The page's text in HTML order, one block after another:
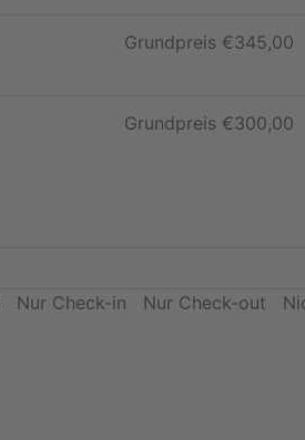
Grundpreis €345,00
Grundpreis €300,00
Nur Check-in Nur Check-out